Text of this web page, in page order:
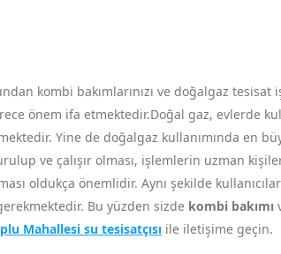
kombi bakımlarınızı ve doğalgaz
önem ifa etmektedir.Doğal gaz, evlerde
Yine de doğalgaz kullanımında en
ve çalışır olması, işlemlerin uzman
oldukça önemlidir. Aynı şekilde
Bu yüzden sizde kombi bakımı
Mahallesi su tesisatçısı ile iletişime geçin.